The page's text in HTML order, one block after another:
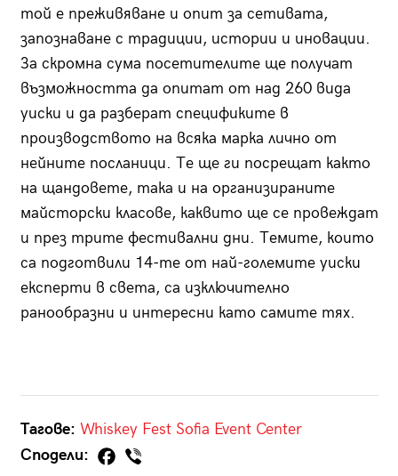
той е преживяване и опит за сетивата,
запознаване с традиции, истории и иновации.
За скромна сума посетителите ще получат
възможността да опитат от над 260 вида
уиски и да разберат спецификите в
производството на всяка марка лично от
нейните посланици. Те ще ги посрещат както
на щандовете, така и на организираните
майсторски класове, каквито ще се провеждат
и през трите фестивални дни. Темите, които
са подготвили 14-те от най-големите уиски
експерти в света, са изключително
ранообразни и интересни като самите тях.
Тагове: Whiskey Fest Sofia Event Center
Сподели: